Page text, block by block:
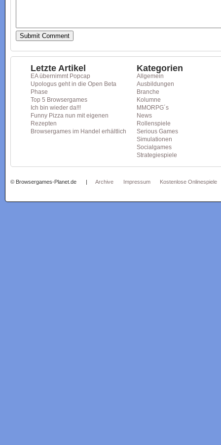
Letzte Artikel
EA übernimmt Popcap
Upologus geht in die Open Beta
Phase
Top 5 Browsergames
Ich bin wieder da!!!
Funny Pizza nun mit eigenen
Rezepten
Browsergames im Handel erhältlich
Kategorien
Allgemein
Ausbildungen
Branche
Kolumne
MMORPG´s
News
Rollenspiele
Serious Games
Simulationen
Socialgames
Strategiespiele
© Browsergames-Planet.de Archive Impressum Kostenlose Onlinespiele